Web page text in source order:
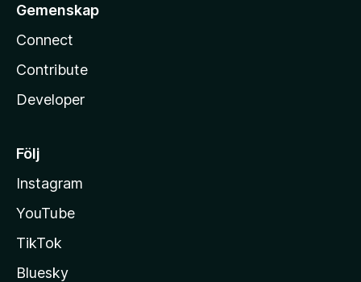
Gemenskap
Connect
Contribute
Developer
Följ
Instagram
YouTube
TikTok
Bluesky